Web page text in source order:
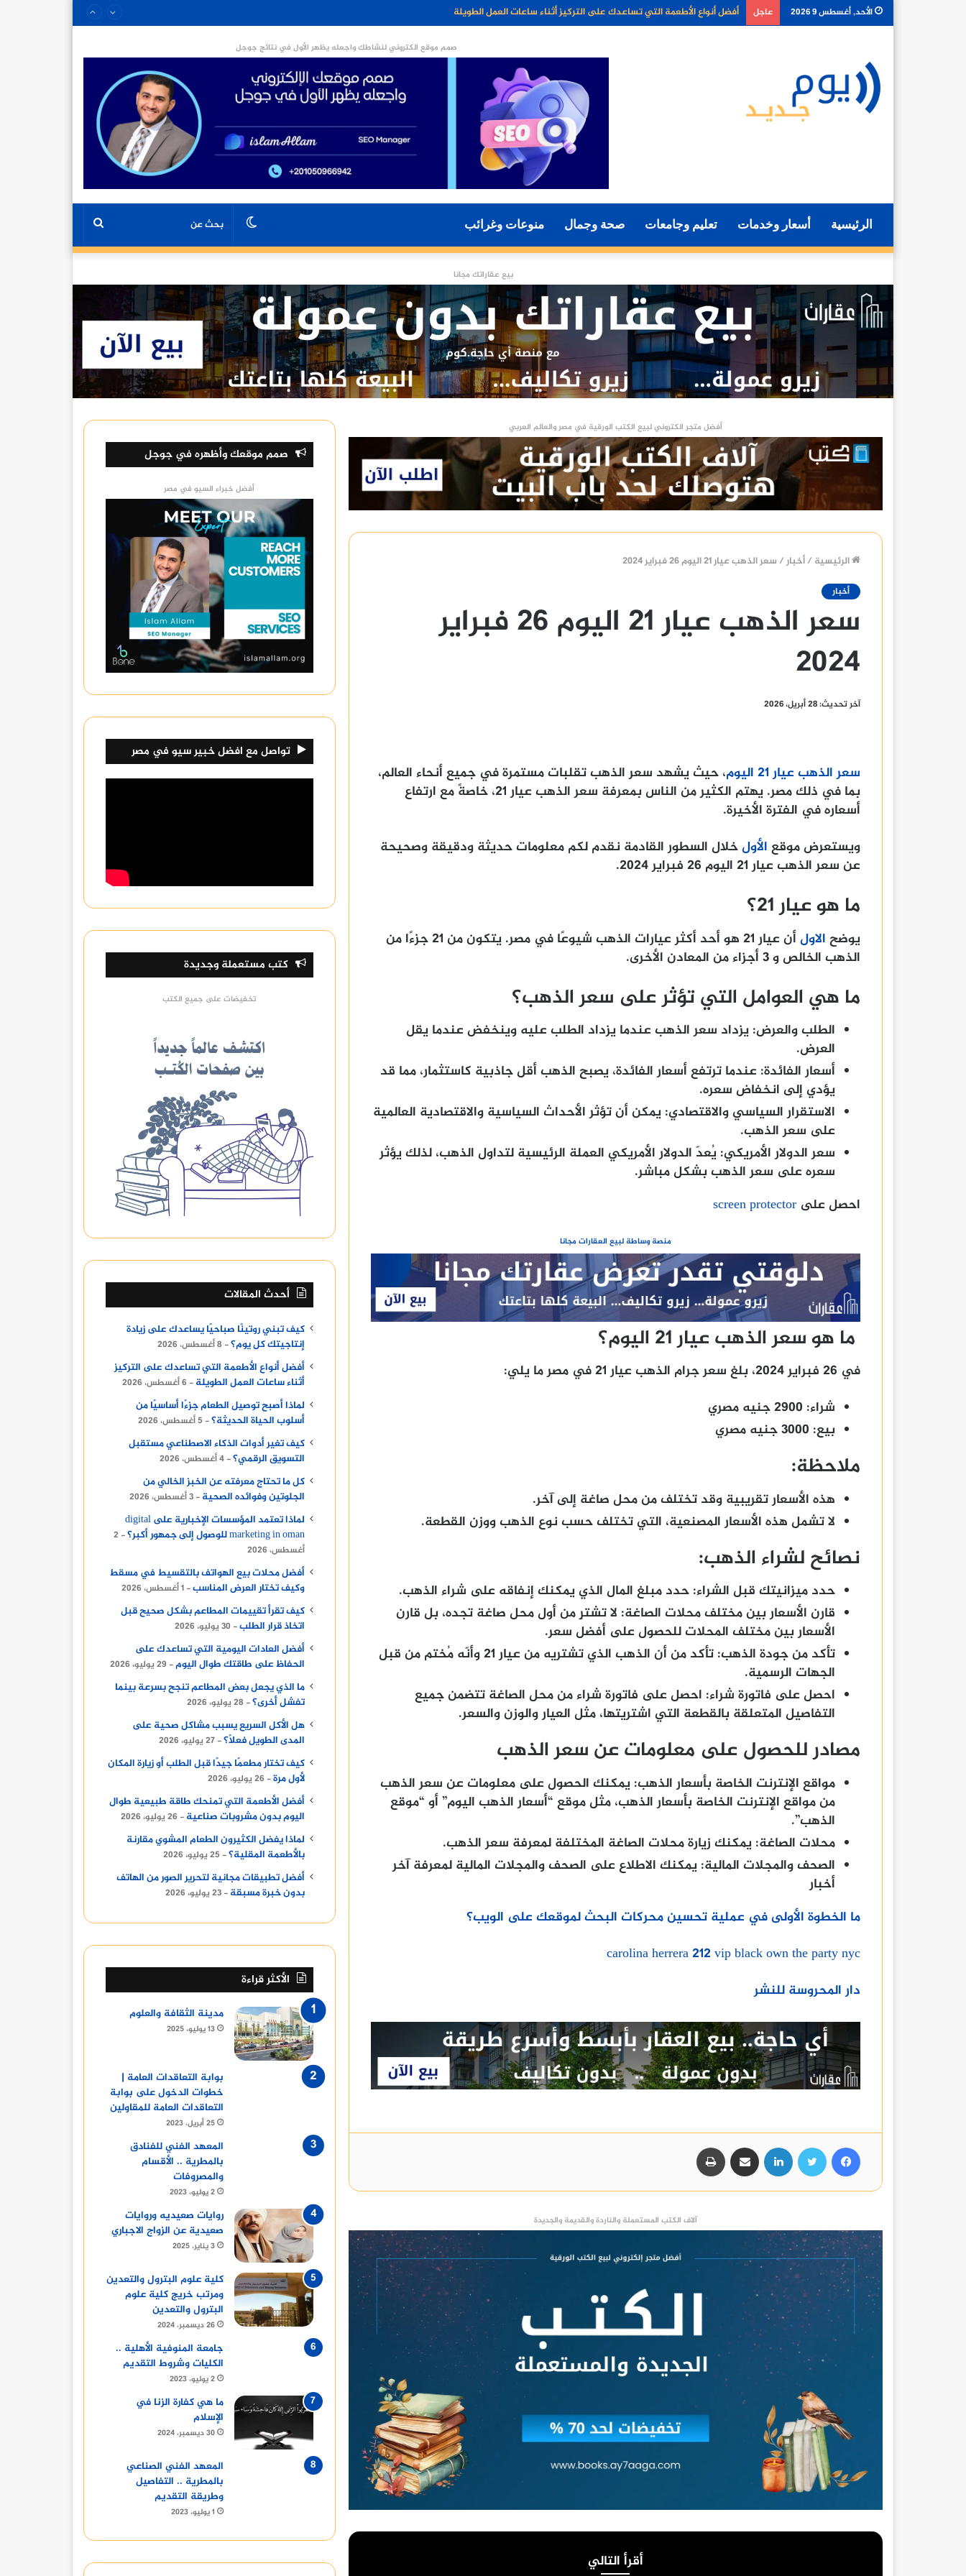
الأحد, أغسطس 9 2026 عاجل لماذا أصبح توصيل الطعام جزءًا أساسيًا من أسلوب الحياة الحديثة؟
صمم موقع الكتروني لنشاطك واجعله يظهر الأول في نتائج جوجل
الرئيسية أسعار وخدمات تعليم وجامعات صحة وجمال منوعات وغرائب الوضع
بيع عقاراتك مجانا
أفضل متجر الكتروني لبيع الكتب الورقية في مصر والعالم العربي
الرئيسية /أخبار/ سعر الذهب عيار 21 اليوم 26 فبراير 2024
أخبار
سعر الذهب عيار 21 اليوم 26 فبراير
2024
آخر تحديث: 28 أبريل، 2026
سعر الذهب عيار 21 اليوم
، حيث يشهد سعر الذهب تقلبات مستمرة في جميع أنحاء العالم،
بما في ذلك مصر. يهتم الكثير من الناس بمعرفة سعر الذهب عيار 21، خاصةً مع ارتفاع
أسعاره في الفترة الأخيرة.
ويستعرض موقع الأولخلال السطور القادمة نقدم لكم معلومات حديثة ودقيقة وصحيحة
عن سعر الذهب عيار 21 اليوم 26 فبراير 2024.
ما هو عيار 21؟
يوضح الاول
أن عيار 21 هو أحد أكثر عيارات الذهب شيوعًا في مصر. يتكون من 21 جزءًا من
الذهب الخالص و 3 أجزاء من المعادن الأخرى.
ما هي العوامل التي تؤثر على سعر الذهب؟
الطلب والعرض: يزداد سعر الذهب عندما يزداد الطلب عليه وينخفض ​​عندما يقل
العرض.
أسعار الفائدة: عندما ترتفع أسعار الفائدة، يصبح الذهب أقل جاذبية كاستثمار، مما قد
يؤدي إلى انخفاض سعره.
الاستقرار السياسي والاقتصادي: يمكن أن تؤثر الأحداث السياسية والاقتصادية العالمية
على سعر الذهب.
سعر الدولار الأمريكي: يُعدّ الدولار الأمريكي العملة الرئيسية لتداول الذهب، لذلك يؤثر
سعره على سعر الذهب بشكل مباشر.
احصل على screen protector
منصة وساطة لبيع العقارات مجانا
ما هو سعر الذهب عيار 21 اليوم؟
في 26 فبراير 2024، بلغ سعر جرام الذهب عيار 21 في مصر ما يلي:
شراء:
بيع:
ملاحظة:
هذه الأسعار تقريبية وقد تختلف من محل صاغة إلى آخر.
لا تشمل هذه الأسعار المصنعية، التي تختلف حسب نوع الذهب ووزن القطعة.
نصائح لشراء الذهب:
حدد ميزانيتك قبل الشراء: حدد مبلغ المال الذي يمكنك إنفاقه على شراء الذهب.
قارن الأسعار بين مختلف محلات الصاغة: لا تشترِ من أول محل صاغة تجده، بل قارن
الأسعار بين مختلف المحلات للحصول على أفضل سعر.
تأكد من جودة الذهب:
تأكد من أن الذهب الذي تشتريه من عيار 21 وأنّه مُختم من قبل
الجهات الرسمية.
احصل على فاتورة شراء: احصل على فاتورة شراء من محل الصاغة تتضمن جميع
التفاصيل المتعلقة بالقطعة التي اشتريتها، مثل العيار والوزن والسعر.
مصادر للحصول على معلومات عن سعر الذهب
مواقع الإنترنت الخاصة بأسعار الذهب: يمكنك الحصول على معلومات عن سعر الذهب
من مواقع الإنترنت الخاصة بأسعار الذهب، مثل موقع “أسعار الذهب اليوم” أو “موقع
الذهب”.
محلات الصاغة: يمكنك زيارة محلات الصاغة المختلفة لمعرفة سعر الذهب.
الصحف والمجلات المالية: يمكنك الاطلاع على الصحف والمجلات المالية لمعرفة آخر
أخبار
ما الخطوة الأولى في عملية تحسين محركات البحث لموقعك على الويب؟
carolina herrera 212 vip black own the party nyc
دار المحروسة للنشر
آلاف الكتب المستعملة والناردة والقديمة والجديدة
أقرأ التالي
صمم موقعك وأظهره في جوجل
أفضل خبراء السيو في مصر
تواصل مع افضل خبير سيو في مصر
كتب مستعملة وجديدة
تخفيضات على جميع الكتب
أحدث المقالات
كيف تبني روتينًا صباحيًا يساعدك على زيادة
إنتاجيتك كل يوم؟
8 أغسطس، 2026
أفضل أنواع الأطعمة التي تساعدك على التركيز
أثناء ساعات العمل الطويلة
6 أغسطس، 2026
لماذا أصبح توصيل الطعام جزءًا أساسيًا من
أسلوب الحياة الحديثة؟
5 أغسطس، 2026
كيف تغير أدوات الذكاء الاصطناعي مستقبل
التسويق الرقمي؟
4 أغسطس، 2026
كل ما تحتاج معرفته عن الخبز الخالي من
الجلوتين وفوائده الصحية
3 أغسطس، 2026
لماذا تعتمد المؤسسات الإخبارية على digital
marketing in oman للوصول إلى جمهور أكبر؟
2
أغسطس، 2026
أفضل محلات بيع الهواتف بالتقسيط في مسقط
وكيف تختار العرض المناسب
1 أغسطس، 2026
كيف تقرأ تقييمات المطاعم بشكل صحيح قبل
اتخاذ قرار الطلب
30 يوليو، 2026
أفضل العادات اليومية التي تساعدك على
الحفاظ على طاقتك طوال اليوم
29 يوليو، 2026
ما الذي يجعل بعض المطاعم تنجح بسرعة بينما
تفشل أخرى؟
28 يوليو، 2026
هل الأكل السريع يسبب مشاكل صحية على
المدى الطويل فعلًا؟
27 يوليو، 2026
كيف تختار مطعمًا جيدًا قبل الطلب أو زيارة المكان
لأول مرة
26 يوليو، 2026
أفضل الأطعمة التي تمنحك طاقة طبيعية طوال
اليوم بدون مشروبات صناعية
26 يوليو، 2026
لماذا يفضل الكثيرون الطعام المشوي مقارنة
بالأطعمة المقلية؟
25 يوليو، 2026
أفضل تطبيقات مجانية لتحرير الصور من الهاتف
بدون خبرة مسبقة
23 يوليو، 2026
الأكثر قراءة
مدينة الثقافة والعلوم
13 يوليو، 2025
بوابة التعاقدات العامة |
خطوات الدخول على بوابة
التعاقدات العامة للمقاولين
25 أبريل، 2023
المعهد الفني للفنادق
بالمطرية .. الأقسام
والمصروفات
2 يوليو، 2023
روايات صعيديه وروايات
صعيدية عن الزواج الاجباري
3 يناير، 2025
كلية علوم البترول والتعدين
ومرتب خريج كلية علوم
البترول والتعدين
26 ديسمبر، 2024
جامعة المنوفية الأهلية ..
الكليات وشروط التقديم
2 يوليو، 2023
ما هي كفارة الزنا في
الإسلام
30 ديسمبر، 2024
المعهد الفني الصناعي
بالمطرية .. التفاصيل
وطريقة التقديم
1 يوليو، 2023